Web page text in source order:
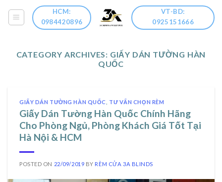
HCM:
0984420896
VT-BD:
0925151666
CATEGORY ARCHIVES: GIẤY DÁN TƯỜNG HÀN
QUỐC
GIẤY DÁN TƯỜNG HÀN QUỐC TƯ VẤN CHỌN RÈM
Giấy Dán Tường Hàn Quốc Chính Hãng
Cho Phòng Ngủ, Phòng Khách Giá Tốt Tại
Hà Nội & HCM
POSTED ON 22/09/2019 BY RÈM CỬA 3A BLINDS